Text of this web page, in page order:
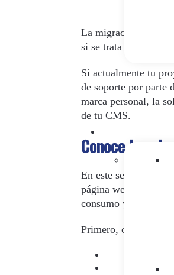
La migración de
si se trata de
Si actualmente tu
de soporte por parte
marca personal, la
de tu CMS.
Conoce las
En este sentido, te
página web y
consumo y la
Primero, céntrate
Realizar un
Montar un